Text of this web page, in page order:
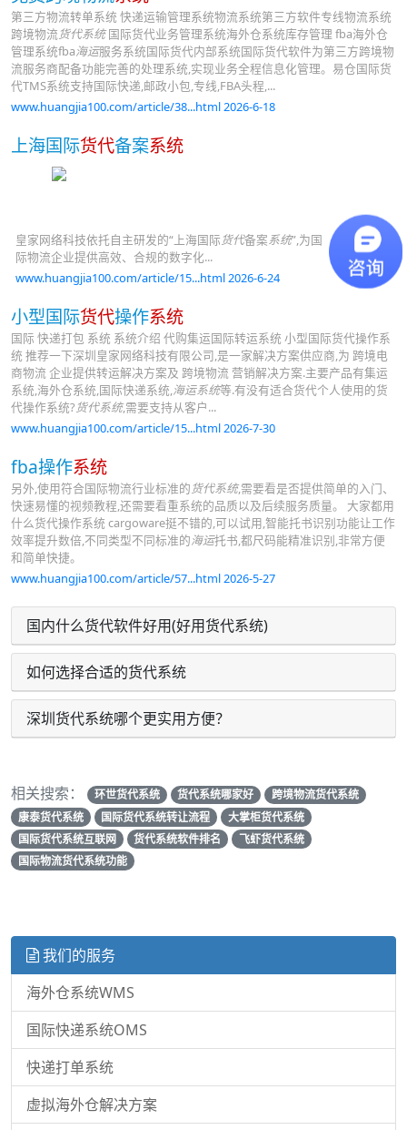
第三方物流转单系统 快递运输管理系统物流系统第三方软件专线物流系统
跨境物流 货代系统国际货代业务管理系统海外仓系统库存管理 fba海外仓
管理系统fba海运服务系统国际货代内部系统国际货代软件为第三方跨境物
流服务商配备功能完善的处理系统,实现业务全程信息化管理。易仓国际货
代TMS系统支持国际快递,邮政小包,专线,FBA头程,...
www.huangjia100.com/article/38...html 2026-6-18
上海国际货代备案系统
皇家网络科技依托自主研发的“上海国际 货代备案系统”,为国
际物流企业提供高效、合规的数字化...
www.huangjia100.com/article/15...html 2026-6-24
小型国际货代操作系统
国际 快递打包 系统 系统介绍 代购集运国际转运系统 小型国际货代操作系
统 推荐一下深圳皇家网络科技有限公司,是一家解决方案供应商,为 跨境电
商物流 企业提供转运解决方案及 跨境物流 营销解决方案.主要产品有集运
系统,海外仓系统,国际快递系统,海运系统等.有没有适合货代个人使用的货
代操作系统? 货代系统,需要支持从客户...
www.huangjia100.com/article/15...html 2026-7-30
fba操作系统
另外,使用符合国际物流行业标准的 货代系统,需要看是否提供简单的入门、
快速易懂的视频教程,还需要看重系统的品质以及后续服务质量。 大家都用
什么货代操作系统 cargoware挺不错的,可以试用,智能托书识别功能让工作
效率提升数倍,不同类型不同标准的海运托书,都尺码能精准识别,非常方便
和简单快捷。
www.huangjia100.com/article/57...html 2026-5-27
国内什么货代软件好用(好用货代系统)
如何选择合适的货代系统
深圳货代系统哪个更实用方便？
相关搜索： 环世货代系统 货代系统哪家好
跨境物流货代系统
康泰货代系统
国际货代系统转让流程
大掌柜货代系统
国际货代系统互联网
货代系统软件排名
飞虾货代系统
国际物流货代系统功能
我们的服务
海外仓系统WMS
国际快递系统OMS
快递打单系统
虚拟海外仓解决方案